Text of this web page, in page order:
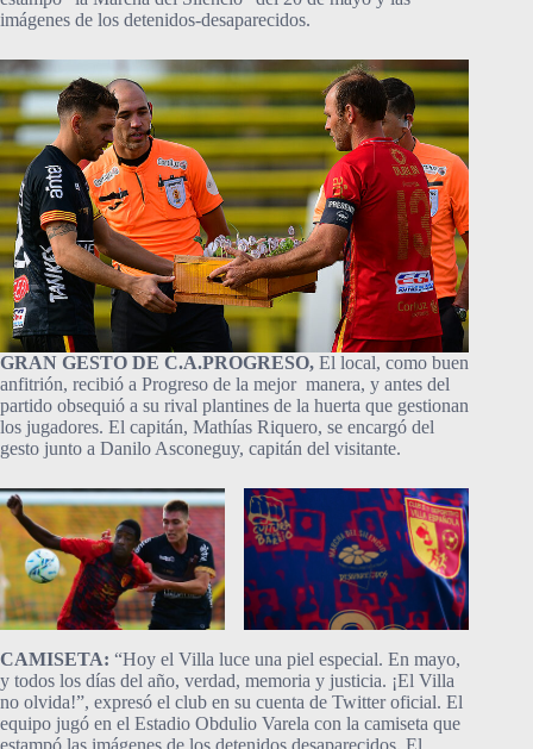
imágenes de los detenidos-desaparecidos.
GRAN GESTO DE C.A.PROGRESO, El local, como buen
anfitrión, recibió a Progreso de la mejor manera, y antes del
partido obsequió a su rival plantines de la huerta que gestionan
los jugadores. El capitán, Mathías Riquero, se encargó del
gesto junto a Danilo Asconeguy, capitán del visitante.
CAMISETA: “Hoy el Villa luce una piel especial. En mayo,
y todos los días del año, verdad, memoria y justicia. ¡El Villa
no olvida!”, expresó el club en su cuenta de Twitter oficial. El
equipo jugó en el Estadio Obdulio Varela con la camiseta que
estampó las imágenes de los detenidos desaparecidos. El